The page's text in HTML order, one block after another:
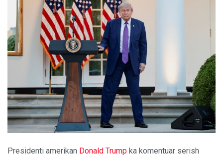
Presidenti amerikan Donald Trump ka komentuar sërish